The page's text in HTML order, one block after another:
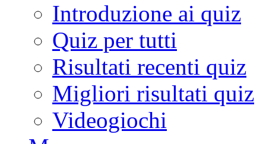
Introduzione ai quiz
Quiz per tutti
Risultati recenti quiz
Migliori risultati quiz
Videogiochi